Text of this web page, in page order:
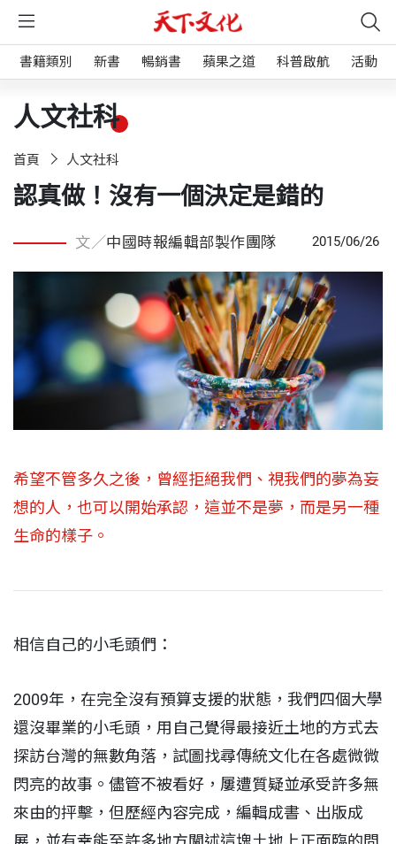
書籍類別 新書 暢銷書 蘋果之道 科普啟航 活動
人文社科
首頁 人文社科
認真做！沒有一個決定是錯的
文／中國時報編輯部製作團隊 2015/06/26
希望不管多久之後，曾經拒絕我們、視我們的夢為妄
想的人，也可以開始承認，這並不是夢，而是另一種
生命的樣子。
相信自己的小毛頭們：
2009年，在完全沒有預算支援的狀態，我們四個大學
還沒畢業的小毛頭，用自己覺得最接近土地的方式去
探訪台灣的無數角落，試圖找尋傳統文化在各處微微
閃亮的故事。儘管不被看好，屢遭質疑並承受許多無
來由的抨擊，但歷經內容完成，編輯成書、出版成